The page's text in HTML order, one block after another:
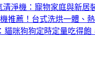
清淨機：寵物家庭與新
推薦！台式洗烘一體、
貓咪狗狗定時定量吃得飽